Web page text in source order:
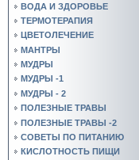
ВОДА И ЗДОРОВЬЕ
ТЕРМОТЕРАПИЯ
ЦВЕТОЛЕЧЕНИЕ
МАНТРЫ
МУДРЫ
МУДРЫ -1
МУДРЫ - 2
ПОЛЕЗНЫЕ ТРАВЫ
ПОЛЕЗНЫЕ ТРАВЫ -2
СОВЕТЫ ПО ПИТАНИЮ
КИСЛОТНОСТЬ ПИЩИ